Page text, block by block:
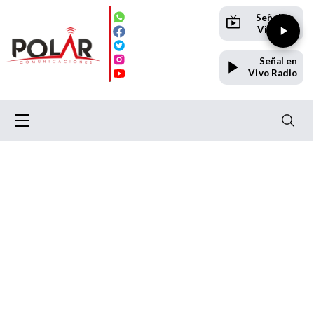
Señal en
Vivo TV
Señal en
Vivo Radio